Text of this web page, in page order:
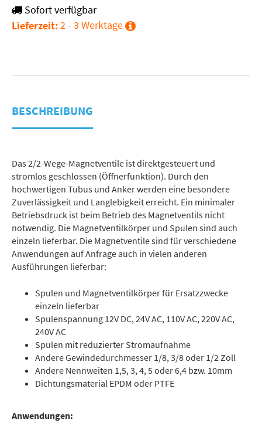
Sofort verfügbar
Lieferzeit:2 - 3 Werktage
BESCHREIBUNG
Das 2/2-Wege-Magnetventile ist direktgesteuert und
stromlos geschlossen (Öffnerfunktion). Durch den
hochwertigen Tubus und Anker werden eine besondere
Zuverlässigkeit und Langlebigkeit erreicht. Ein minimaler
Betriebsdruck ist beim Betrieb des Magnetventils nicht
notwendig. Die Magnetventilkörper und Spulen sind auch
einzeln lieferbar. Die Magnetventile sind für verschiedene
Anwendungen auf Anfrage auch in vielen anderen
Ausführungen lieferbar:
Spulen und Magnetventilkörper für Ersatzzwecke
einzeln lieferbar
Spulenspannung 12V DC, 24V AC, 110V AC, 220V AC,
240V AC
Spulen mit reduzierter Stromaufnahme
Andere Gewindedurchmesser 1/8, 3/8 oder 1/2 Zoll
Andere Nennweiten 1,5, 3, 4, 5 oder 6,4 bzw. 10mm
Dichtungsmaterial EPDM oder PTFE
Anwendungen: